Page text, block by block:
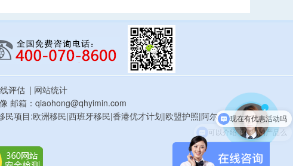
评估 | 网站统计
邮箱：qiaohong@qhyimin.com
项目:欧洲移民|西班牙移民|香港优才计划|欧盟护照|阿尔
×
可以介绍下你们的产品么